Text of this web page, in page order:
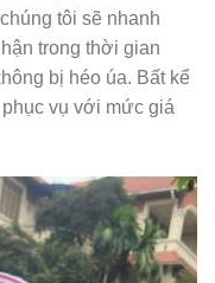
tôi sẽ nhanh
trong thời gian
bị héo úa. Bất kể
vụ với mức giá